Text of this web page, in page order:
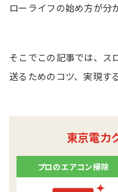
ローライフの始め方が分
そこでこの記事では、ス
送るためのコツ、実現す
東京電力
プロのエアコン掃除